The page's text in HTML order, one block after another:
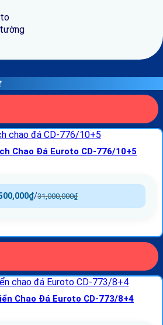
Chao Đá Euroto CD-776/10+5
31,000,000₫
/
₫
Chao Đá Euroto CD-773/8+4